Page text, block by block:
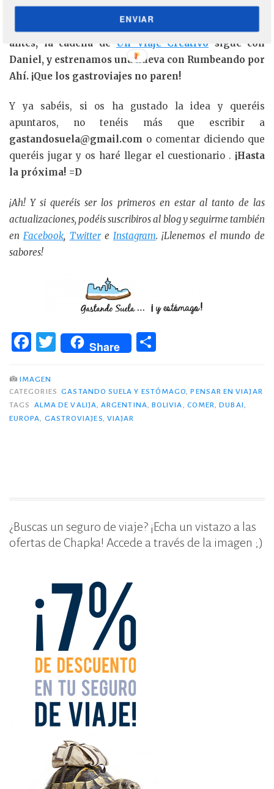
Pensar en viajarcontinuará con Alicia, ya haremos
las presentaciones oportunas cuando toque. Pero
antes, la cadena de
Un Viaje Creativo sigue con
Daniel, y estrenamos una nueva con Rumbeando por
Ahí. ¡Que los gastroviajes no paren!
Y ya sabéis, si os ha gustado la idea y queréis
apuntaros, no tenéis más que escribir a
gastandosuela@gmail.com o comentar diciendo que
queréis jugar y os haré llegar el cuestionario . ¡Hasta
la próxima! =D
¡Ah! Y si queréis ser los primeros en estar al tanto de las
actualizaciones, podéis suscribiros al blog y seguirme también
enFacebook, Twittere Instagram. ¡Llenemos el mundo de
sabores!
F
c
e
b
T
w
te
r
Share
m
p
IMAGEN
CATEGORIES GASTANDO SUELA Y ESTÓMAGO,PENSAR EN VIAJAR
TAGS
ALMA DE VALIJA,ARGENTINA, BOLIVIA, COMER,DUBAI,
EUROPA, GASTROVIAJES, VIAJAR
¿Buscas un seguro de viaje? ¡Echa un vistazo a las
ofertas de Chapka! Accede a través de la imagen ;)
ENVIAR